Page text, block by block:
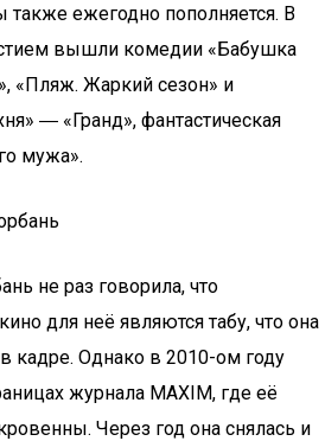
ежегодно пополняется. В
вышли комедии «Бабушка
«Пляж. Жаркий сезон» и
― «Гранд», фантастическая
мужа».
не раз говорила, что
для неё являются табу, что она
кадре. Однако в 2010-ом году
журнала MAXIM, где её
Через год она снялась и